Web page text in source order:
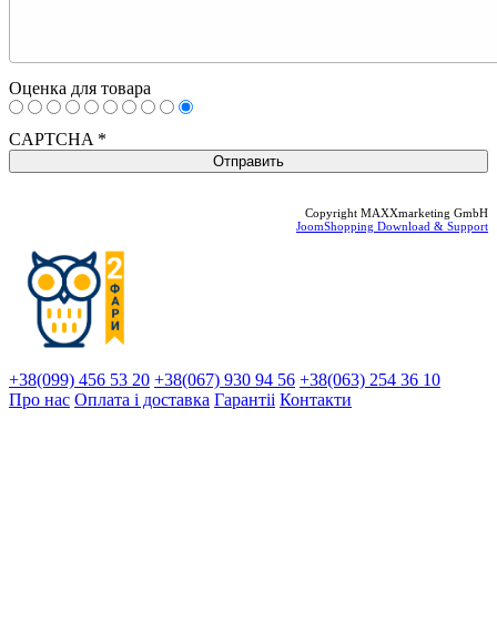
Оценка для товара
CAPTCHA *
Copyright MAXXmarketing GmbH
JoomShopping Download & Support
+38(099) 456 53 20 +38(067) 930 94 56 +38(063) 254 36 10
Про нас Оплата і доставка Гарантіi Контакти